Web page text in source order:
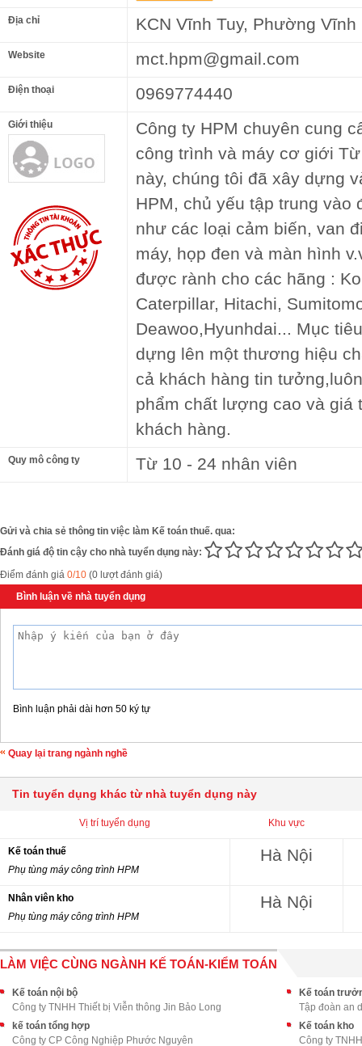
Địa chỉ KCN Vĩnh Tuy, Phường
Website mct.hpm@gmail.com
Điện thoại 0969774440
Giới thiệu
Công ty HPM chuyên cung
công trình và máy cơ giới
này, chúng tôi đã xây dựng
HPM, chủ yếu tập trung vào
như các loại cảm biến, van
máy, họp đen và màn hình
được rành cho các hãng :
Caterpillar, Hitachi,
Deawoo,Hyunhdai... Mục
dựng lên một thương hiệu
cả khách hàng tin
phẩm chất lượng cao và giá
khách hàng.
Quy mô công ty Từ 10 - 24 nhân viên
Gửi và chia sẻ thông tin việc làm Kế toán thuế. qua:
Đánh giá độ tin cậy cho nhà tuyển dụng này:
Điểm đánh giá 0/10 (0 lượt đánh giá)
Bình luận về nhà tuyển dụng
Bình luận phải dài hơn 50 ký tự
Quay lại trang ngành nghề
Tin tuyển dụng khác từ nhà tuyển dụng này
Vị trí tuyển dụng Khu vực
Kế toán thuế
Phụ tùng máy công trình HPM
Hà Nội
Nhân viên kho
Phụ tùng máy công trình HPM
Hà Nội
LÀM VIỆC CÙNG NGÀNH KẾ TOÁN-KIỂM TOÁN
Kế toán nội bộ
Công ty TNHH Thiết bị Viễn thông Jin Bảo Long
Kế toán
Tập đoàn an
kế toán tổng hợp
Công ty CP Công Nghiệp Phước Nguyên
Kế toán kho
Công ty